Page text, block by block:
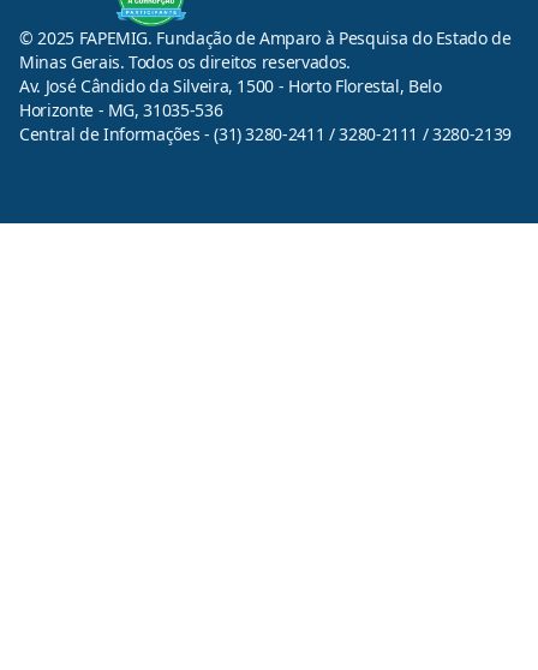
© 2025 FAPEMIG. Fundação de Amparo à Pesquisa do Estado de
Minas Gerais. Todos os direitos reservados.
Av. José Cândido da Silveira, 1500 - Horto Florestal, Belo
Horizonte - MG, 31035-536
Central de Informações - (31) 3280-2411 / 3280-2111 / 3280-2139